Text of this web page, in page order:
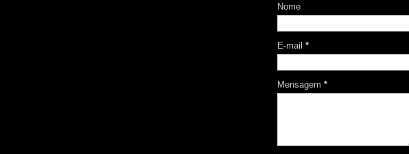
Nome
E-mail *
Mensagem *